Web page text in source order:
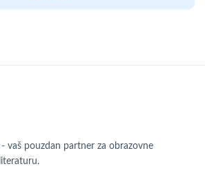
vaš pouzdan partner za obrazovne